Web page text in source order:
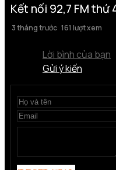
Kết nối 92,7 FM
3 tháng trước 161 lượt xem
Lời bình của bạn
Gửi ý kiến